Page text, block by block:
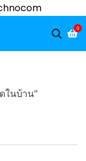
0
ในบ้าน"